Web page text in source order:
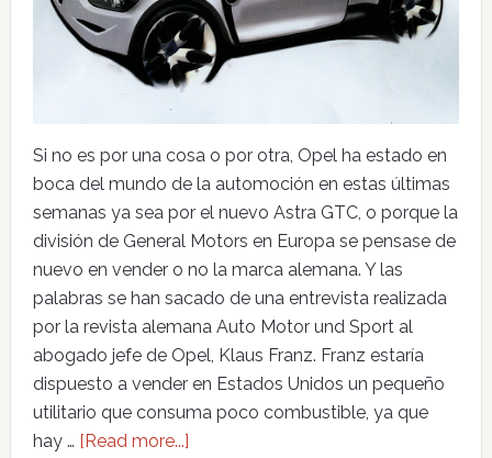
Si no es por una cosa o por otra, Opel ha estado en
boca del mundo de la automoción en estas últimas
semanas ya sea por el nuevo Astra GTC, o porque la
división de General Motors en Europa se pensase de
nuevo en vender o no la marca alemana. Y las
palabras se han sacado de una entrevista realizada
por la revista alemana Auto Motor und Sport al
abogado jefe de Opel, Klaus Franz. Franz estaría
dispuesto a vender en Estados Unidos un pequeño
utilitario que consuma poco combustible, ya que
hay … [Read more...]